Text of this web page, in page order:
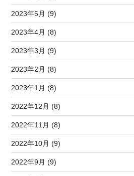
2023年5月 (9)
2023年4月 (8)
2023年3月 (9)
2023年2月 (8)
2023年1月 (8)
2022年12月 (8)
2022年11月 (8)
2022年10月 (9)
2022年9月 (9)